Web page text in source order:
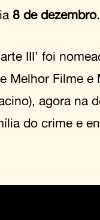
8 de dezembro.
III’ foi
Melhor Filme e
agora na
do crime e